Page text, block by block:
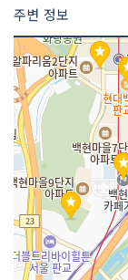
쉬는날
취급 메뉴
인허가번호
주변 정보